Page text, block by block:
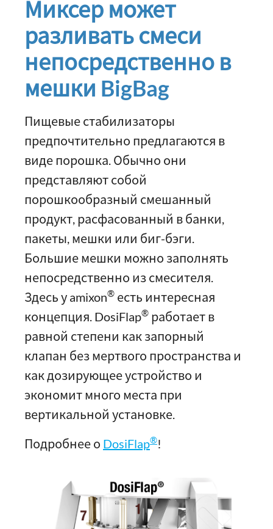
Миксер может
разливать смеси
непосредственно в
мешки BigBag
Пищевые стабилизаторы
предпочтительно предлагаются в
виде порошка. Обычно они
представляют собой
порошкообразный смешанный
продукт, расфасованный в банки,
пакеты, мешки или биг-бэги.
Большие мешки можно заполнять
непосредственно из смесителя.
Здесь у amixon® есть интересная
концепция. DosiFlap® работает в
равной степени как запорный
клапан без мертвого пространства и
как дозирующее устройство и
экономит много места при
вертикальной установке.
Подробнее о DosiFlap®!